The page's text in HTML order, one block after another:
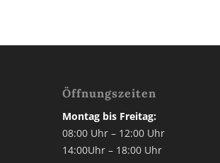
Öffnungszeiten
Montag bis Freitag:
08:00 Uhr – 12:00 Uhr
14:00Uhr – 18:00 Uhr